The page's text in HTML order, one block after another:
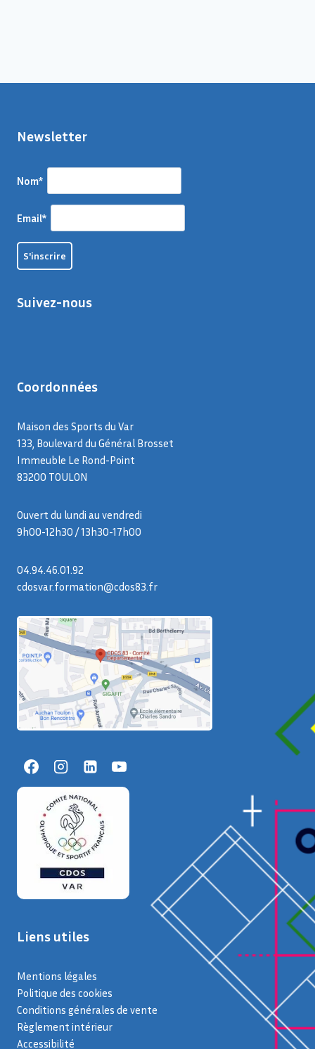
Newsletter
Nom*
Email*
Suivez-nous
Coordonnées
Maison des Sports du Var
133, Boulevard du Général Brosset
Immeuble Le Rond-Point
83200 TOULON
Ouvert du lundi au vendredi
9h00-12h30 / 13h30-17h00
04.94.46.01.92
cdosvar.formation@cdos83.fr
Liens utiles
Mentions légales
Politique des cookies
Conditions générales de vente
Règlement intérieur
Accessibilité